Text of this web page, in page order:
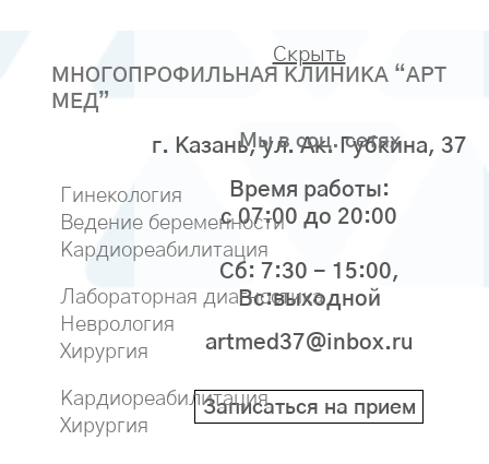
Скрыть
г. Казань, ул. Ак. Губкина, 37
Время работы:
с 07:00 до 20:00
Сб: 7:30 - 15:00,
Вс:выходной
artmed37@inbox.ru
Записаться на прием
МНОГОПРОФИЛЬНАЯ КЛИНИКА “АРТ
МЕД”
Мы в соц. сетях
Гинекология
Ведение беременности
Кардиореабилитация
Лабораторная диагностика
Неврология
Хирургия
Кардиореабилитация
Хирургия